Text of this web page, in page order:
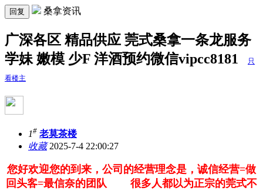
回复 桑拿资讯
广深各区 精品供应 莞式桑拿一条龙服务
学妹 嫩模 少F 洋酒预约微信vipcc8181
只
看楼主
1# 老莫茶楼
收藏2025-7-4 22:00:27
您好欢迎您的到来，公司的经营理念是，诚信经营=做
回头客=最信奈的团队 很多人都以为正宗的莞式不